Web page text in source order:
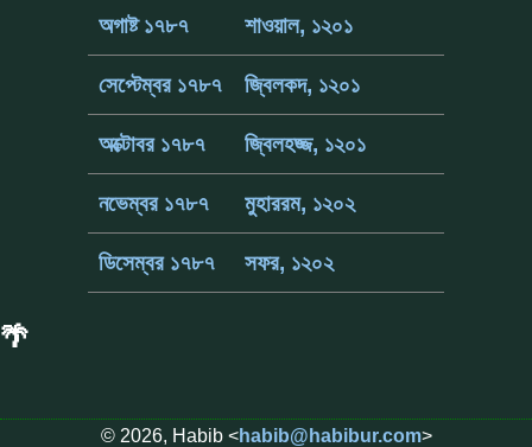
অগাষ্ট ১৭৮৭ শাওয়াল, ১২০১
সেপ্টেম্বর ১৭৮৭ জ্বিলকদ, ১২০১
অক্টোবর ১৭৮৭ জ্বিলহজ্জ, ১২০১
নভেম্বর ১৭৮৭ মুহাররম, ১২০২
ডিসেম্বর ১৭৮৭ সফর, ১২০২
🌴
© 2026, Habib <habib@habibur.com>